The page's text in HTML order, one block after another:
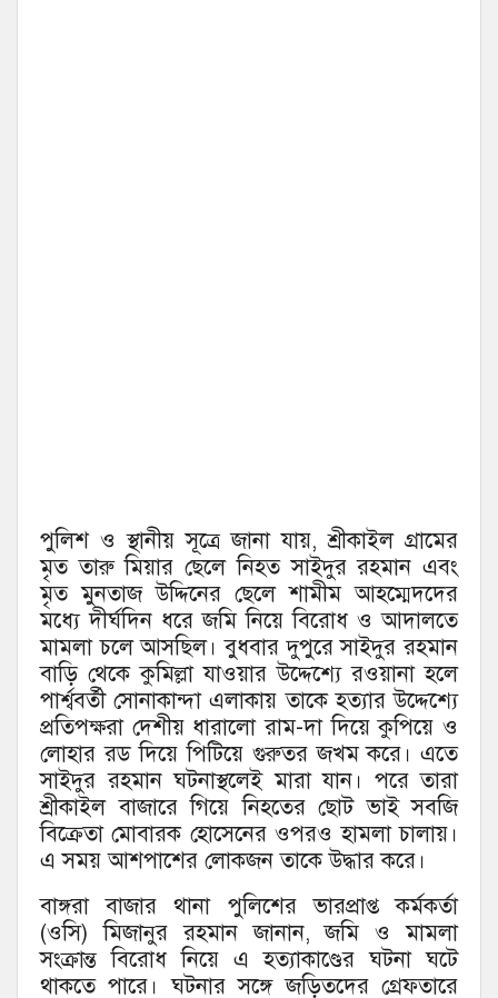
পুলিশ ও স্থানীয় সূত্রে জানা যায়, শ্রীকাইল গ্রামের
মৃত তারু মিয়ার ছেলে নিহত সাইদুর রহমান এবং
মৃত মুনতাজ উদ্দিনের ছেলে শামীম আহম্মেদদের
মধ্যে দীর্ঘদিন ধরে জমি নিয়ে বিরোধ ও আদালতে
মামলা চলে আসছিল। বুধবার দুপুরে সাইদুর রহমান
বাড়ি থেকে কুমিল্লা যাওয়ার উদ্দেশ্যে রওয়ানা হলে
পার্শ্ববর্তী সোনাকান্দা এলাকায় তাকে হত্যার উদ্দেশ্যে
প্রতিপক্ষরা দেশীয় ধারালো রাম-দা দিয়ে কুপিয়ে ও
লোহার রড দিয়ে পিটিয়ে গুরুতর জখম করে। এতে
সাইদুর রহমান ঘটনাস্থলেই মারা যান। পরে তারা
শ্রীকাইল বাজারে গিয়ে নিহতের ছোট ভাই সবজি
বিক্রেতা মোবারক হোসেনের ওপরও হামলা চালায়।
এ সময় আশপাশের লোকজন তাকে উদ্ধার করে।
বাঙ্গরা বাজার থানা পুলিশের ভারপ্রাপ্ত কর্মকর্তা
(ওসি) মিজানুর রহমান জানান, জমি ও মামলা
সংক্রান্ত বিরোধ নিয়ে এ হত্যাকাণ্ডের ঘটনা ঘটে
থাকতে পারে। ঘটনার সঙ্গে জড়িতদের গ্রেফতারে